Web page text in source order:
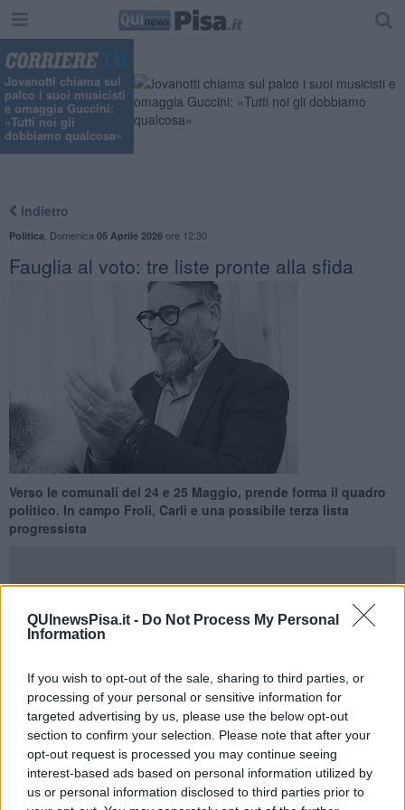
QUInewsPisa.it - Do Not Process My Personal
Information
If you wish to opt-out of the sale, sharing to third parties, or
processing of your personal or sensitive information for
targeted advertising by us, please use the below opt-out
section to confirm your selection. Please note that after your
opt-out request is processed you may continue seeing
interest-based ads based on personal information utilized by
us or personal information disclosed to third parties prior to
Jovanotti chiama sul
palco i suoi musicisti
e omaggia Guccini:
«Tutti noi gli
dobbiamo qualcosa»
Indietro
Politica Domenica 05 Aprile 2026ore 12:30
Fauglia al voto: tre liste pronte alla sfida
Verso le comunali del 24 e 25 Maggio, prende forma il quadro
politico. In campo Froli, Carli e una possibile terza lista
progressista
FAUGLIA —La corsa alle elezioni comunali entra nel vivo e il
Maggio, nel comune della Valdera si profilano tre liste pronte a
contendersi la guida dell’amministrazione.
Tra le proposte già delineate c’è la lista civica “Froli per
Fauglia”, con candidato sindacoRiccardo Froli , già primo
cittadino e oggi capogruppo di opposizione. In queste settimane il
gruppo è impegnato nella costruzione della squadra e nella
definizione del programma, con attività sul territorio e momenti di